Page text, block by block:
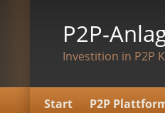
P2P-
Investition in P2P
Start P2P